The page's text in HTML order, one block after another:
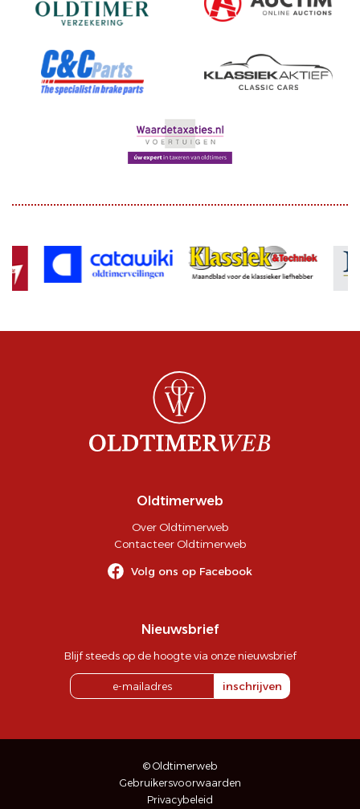
Oldtimerweb
Over Oldtimerweb
Contacteer Oldtimerweb
Volg ons op Facebook
Nieuwsbrief
Blijf steeds op de hoogte via onze nieuwsbrief
inschrijven
© Oldtimerweb
Gebruikersvoorwaarden
Privacybeleid